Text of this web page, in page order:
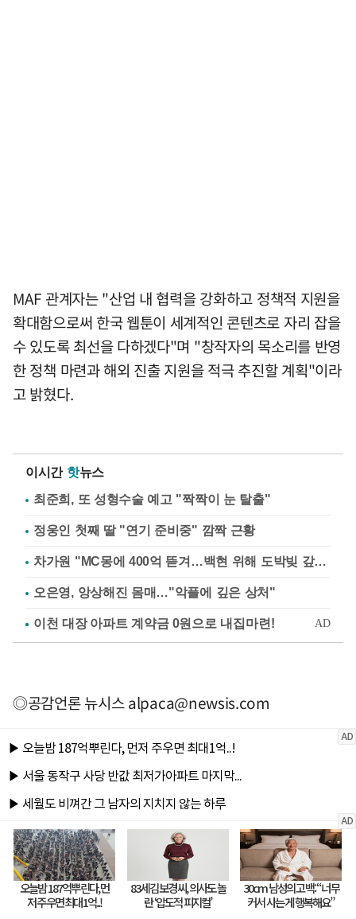
MAF 관계자는 "산업 내 협력을 강화하고 정책적 지원을
확대함으로써 한국 웹툰이 세계적인 콘텐츠로 자리 잡을
수 있도록 최선을 다하겠다"며 "창작자의 목소리를 반영
한 정책 마련과 해외 진출 지원을 적극 추진할 계획"이라
고 밝혔다.
이시간 핫뉴스
최준희, 또 성형수술 예고 "짝짝이 눈 탈출"
정웅인 첫째 딸 "연기 준비중" 깜짝 근황
차가원 "MC몽에 400억 뜯겨…백현 위해 도박빚 갚아줘"
오은영, 앙상해진 몸매…"악플에 깊은 상처"
◎공감언론 뉴시스alpaca@newsis.com